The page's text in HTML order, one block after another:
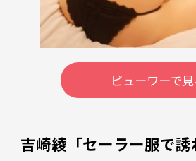
ビューワーで
吉崎綾「セーラー服で誘